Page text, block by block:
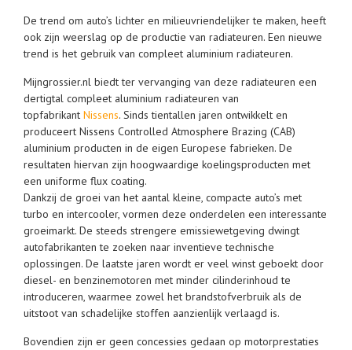
De trend om auto’s lichter en milieuvriendelijker te maken, heeft
ook zijn weerslag op de productie van radiateuren. Een nieuwe
trend is het gebruik van compleet aluminium radiateuren.
Mijngrossier.nl biedt ter vervanging van deze radiateuren een
dertigtal compleet aluminium radiateuren van
topfabrikant Nissens. Sinds tientallen jaren ontwikkelt en
produceert Nissens Controlled Atmosphere Brazing (CAB)
aluminium producten in de eigen Europese fabrieken. De
resultaten hiervan zijn hoogwaardige koelingsproducten met
een uniforme flux coating.
Dankzij de groei van het aantal kleine, compacte auto’s met
turbo en intercooler, vormen deze onderdelen een interessante
groeimarkt. De steeds strengere emissiewetgeving dwingt
autofabrikanten te zoeken naar inventieve technische
oplossingen. De laatste jaren wordt er veel winst geboekt door
diesel- en benzinemotoren met minder cilinderinhoud te
introduceren, waarmee zowel het brandstofverbruik als de
uitstoot van schadelijke stoffen aanzienlijk verlaagd is.
Bovendien zijn er geen concessies gedaan op motorprestaties